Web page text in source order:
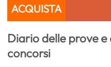
ACQUISTA
Diario delle prove
concorsi